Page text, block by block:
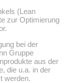
(Lean
zur Optimierung
bei der
Gruppe
aus der
die u.a. in der
werden.